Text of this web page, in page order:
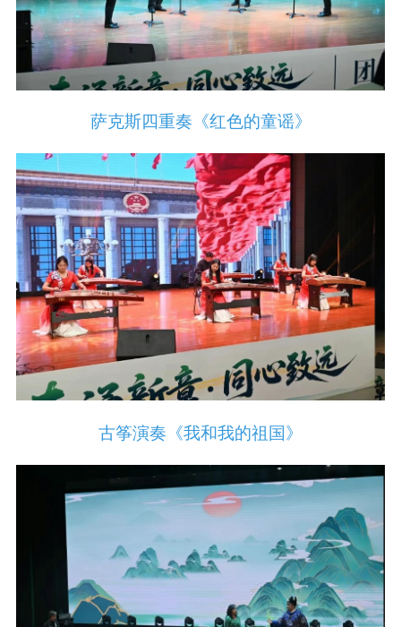
萨克斯四重奏《红色的童谣》
古筝演奏《我和我的祖国》